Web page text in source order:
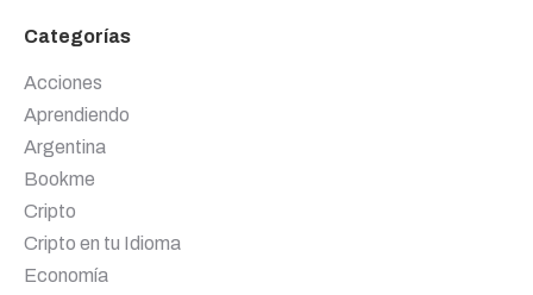
Categorías
Acciones
Aprendiendo
Argentina
Bookme
Cripto
Cripto en tu Idioma
Economía